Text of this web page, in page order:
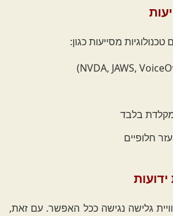
מסייעות כגון:
מקלדת בלבד
חלופיים
גלישה נגישה ככל האפשר. עם זאת,